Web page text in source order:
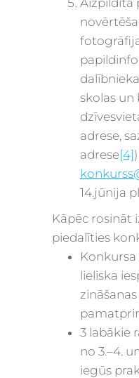
skolas un
adrese,
adrese[4])
14.jūnija
Kāpēc rosināt
piedalīties
lieliska
3 labākie
no 3.–4.
iegūs